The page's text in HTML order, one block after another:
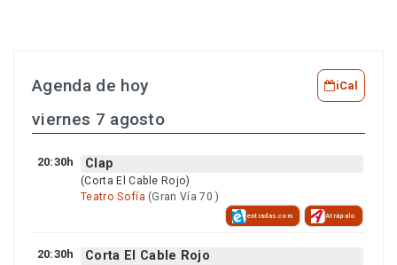
Agenda de hoy iCal
viernes 7 agosto
20:30h Clap
(Corta El Cable Rojo)
Teatro Sofía (Gran Vía 70 )
entradas.com Atrápalo
20:30h Corta El Cable Rojo